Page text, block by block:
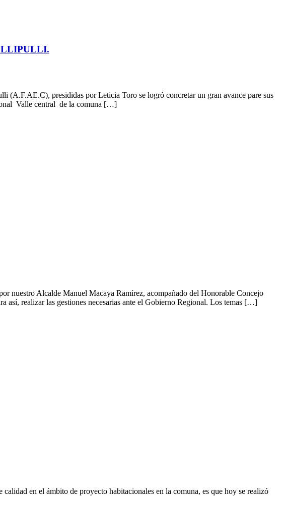
(A.F.AE.C), presididas por Leticia Toro se logró concretar un gran avance pare sus
Valle central de la comuna […]
nuestro Alcalde Manuel Macaya Ramírez, acompañado del Honorable Concejo
realizar las gestiones necesarias ante el Gobierno Regional. Los temas […]
en el ámbito de proyecto habitacionales en la comuna, es que hoy se realizó